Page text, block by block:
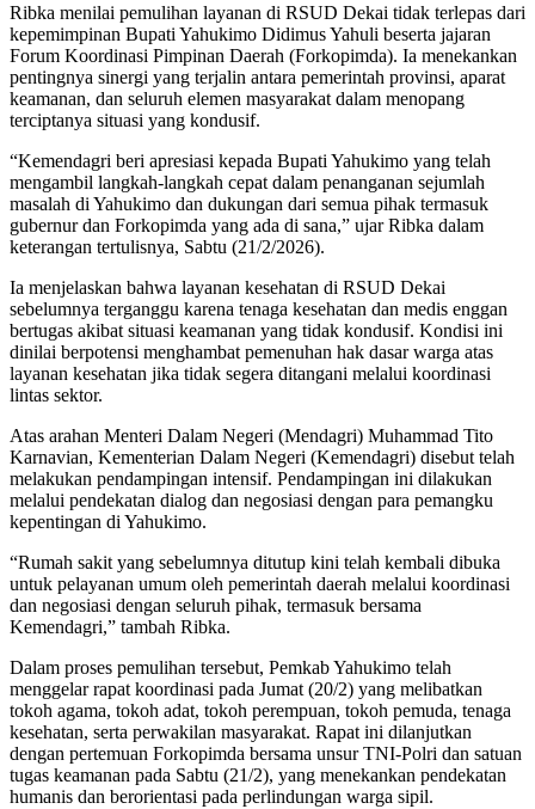
Ribka menilai pemulihan layanan di RSUD Dekai tidak terlepas dari
kepemimpinan Bupati Yahukimo Didimus Yahuli beserta jajaran
Forum Koordinasi Pimpinan Daerah (Forkopimda). Ia menekankan
pentingnya sinergi yang terjalin antara pemerintah provinsi, aparat
keamanan, dan seluruh elemen masyarakat dalam menopang
terciptanya situasi yang kondusif.
“Kemendagri beri apresiasi kepada Bupati Yahukimo yang telah
mengambil langkah-langkah cepat dalam penanganan sejumlah
masalah di Yahukimo dan dukungan dari semua pihak termasuk
gubernur dan Forkopimda yang ada di sana,” ujar Ribka dalam
keterangan tertulisnya, Sabtu (21/2/2026).
Ia menjelaskan bahwa layanan kesehatan di RSUD Dekai
sebelumnya terganggu karena tenaga kesehatan dan medis enggan
bertugas akibat situasi keamanan yang tidak kondusif. Kondisi ini
dinilai berpotensi menghambat pemenuhan hak dasar warga atas
layanan kesehatan jika tidak segera ditangani melalui koordinasi
lintas sektor.
Atas arahan Menteri Dalam Negeri (Mendagri) Muhammad Tito
Karnavian, Kementerian Dalam Negeri (Kemendagri) disebut telah
melakukan pendampingan intensif. Pendampingan ini dilakukan
melalui pendekatan dialog dan negosiasi dengan para pemangku
kepentingan di Yahukimo.
“Rumah sakit yang sebelumnya ditutup kini telah kembali dibuka
untuk pelayanan umum oleh pemerintah daerah melalui koordinasi
dan negosiasi dengan seluruh pihak, termasuk bersama
Kemendagri,” tambah Ribka.
Dalam proses pemulihan tersebut, Pemkab Yahukimo telah
menggelar rapat koordinasi pada Jumat (20/2) yang melibatkan
tokoh agama, tokoh adat, tokoh perempuan, tokoh pemuda, tenaga
kesehatan, serta perwakilan masyarakat. Rapat ini dilanjutkan
dengan pertemuan Forkopimda bersama unsur TNI-Polri dan satuan
tugas keamanan pada Sabtu (21/2), yang menekankan pendekatan
humanis dan berorientasi pada perlindungan warga sipil.